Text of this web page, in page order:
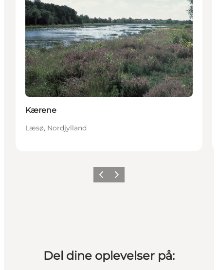
Kærene
Læsø, Nordjylland
Forrige billede
Næste billede
Del dine oplevelser på: